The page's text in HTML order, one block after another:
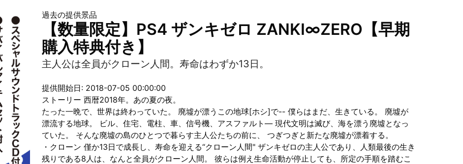
過去の提供景品
【数量限定】PS4 ザンキゼロ ZANKI∞ZERO【早期
購入特典付き】
主人公は全員がクローン人間。寿命はわずか13日。
提供開始日: 2018-07-05 00:00:00
ストーリー 西暦2018年。あの夏の夜。
たった一晩で、世界は終わっていた。 廃墟が漂うこの地球[ホシ]で-- 僕らはまだ、生きている。 廃墟が
漂流する地球。 ビル、住宅、電柱、車、信号機、アスファルト― 現代文明は滅び、海を漂う廃墟となっ
ていた。 そんな廃墟の島のひとつで暮らす主人公たちの前に、 つぎつぎと新たな廃墟が漂着する。
・クローン 僅か13日で成長し、寿命を迎える“クローン人間" ザンキゼロの主人公であり、人類最後の生き
残りである8人は、なんと全員がクローン人間。 彼らは例え生命活動が停止しても、所定の手順を踏むこ